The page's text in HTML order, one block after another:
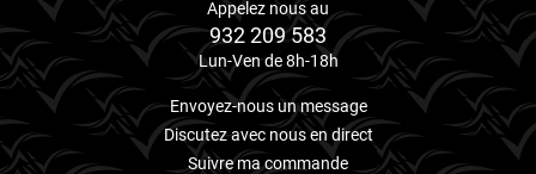
Lexus
Ligier
Lincoln
Appelez nous au
932 209 583
Lun-Ven de 8h-18h
Envoyez-nous un message
Discutez avec nous en direct
Suivre ma commande